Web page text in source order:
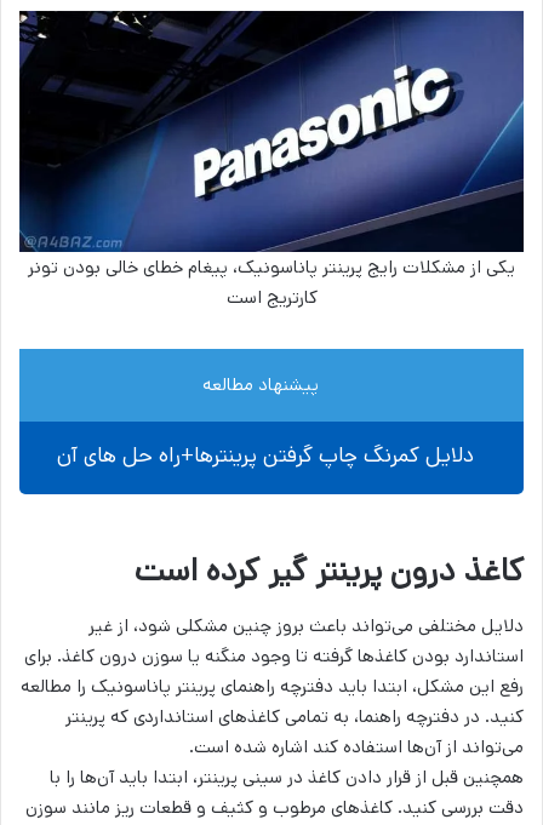
یکی از مشکلات رایج پرینتر پاناسونیک، پیغام خطای خالی بودن تونر
کارتریج است
پیشنهاد مطالعه
دلایل کمرنگ چاپ گرفتن پرینترها+راه حل های آن
کاغذ درون پرینتر گیر کرده است
دلایل مختلفی می‌تواند باعث بروز چنین مشکلی شود، از غیر
استاندارد بودن کاغذ‌ها گرفته تا وجود منگنه یا سوزن درون کاغذ. برای
رفع این مشکل، ابتدا باید دفترچه راهنمای پرینتر پاناسونیک را مطالعه
کنید. در دفترچه راهنما، به تمامی کاغذ‌های استانداردی که پرینتر
می‌تواند از آن‌ها استفاده کند اشاره شده است.
همچنین قبل از قرار دادن کاغذ در سینی پرینتر، ابتدا باید آن‌ها را با
دقت بررسی کنید. کاغذ‌های مرطوب و کثیف و قطعات ریز مانند سوزن